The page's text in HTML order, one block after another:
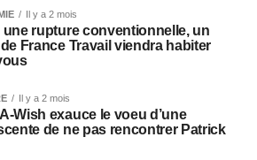
Il y a 2 mois
une rupture conventionnelle, un
France Travail viendra habiter
Il y a 2 mois
Wish exauce le voeu d’une
de ne pas rencontrer Patrick